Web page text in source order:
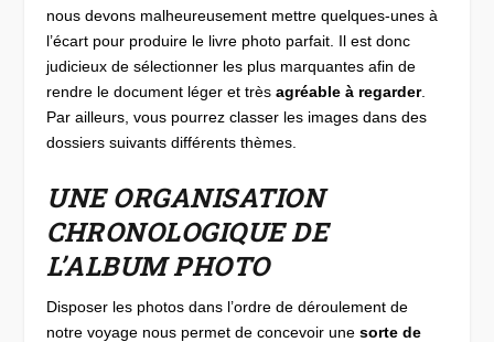
nous devons malheureusement mettre quelques-unes à
l’écart pour produire le livre photo parfait. Il est donc
judicieux de sélectionner les plus marquantes afin de
rendre le document léger et trèsagréable à regarder.
Par ailleurs, vous pourrez classer les images dans des
dossiers suivants différents thèmes.
UNE ORGANISATION
CHRONOLOGIQUE DE
L’ALBUM PHOTO
Disposer les photos dans l’ordre de déroulement de
notre voyage nous permet de concevoir unesorte de